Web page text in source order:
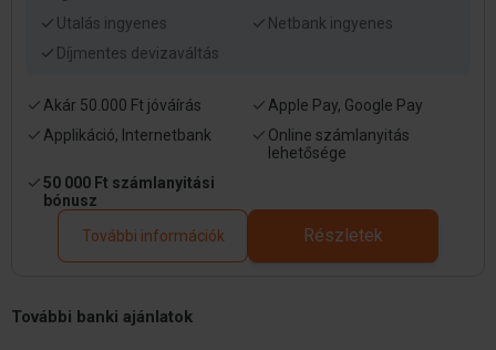
Utalás ingyenes
Netbank ingyenes
Díjmentes devizaváltás
Akár 50.000 Ft jóváírás
Apple Pay, Google Pay
Applikáció, Internetbank
Online számlanyitás
lehetősége
50 000 Ft számlanyitási
bónusz
További információk
Részletek
További banki ajánlatok